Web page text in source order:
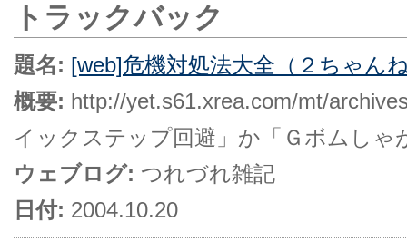
トラックバック
題名: [web]危機対処法大全（２ちゃん
概要: http://yet.s61.xrea.com/mt/
イックステップ回避」か「Ｇボムし
ウェブログ: つれづれ雑記
日付: 2004.10.20